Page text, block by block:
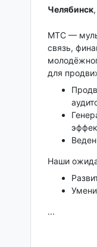
Челябинск‎,
МТС —
связь,
для
Наши
...